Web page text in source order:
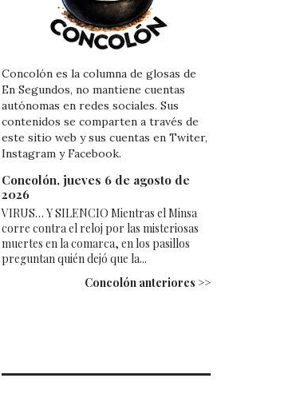
Concolón es la columna de glosas de
En Segundos, no mantiene cuentas
autónomas en redes sociales. Sus
contenidos se comparten a través de
este sitio web y sus cuentas en Twiter,
Instagram y Facebook.
Concolón, jueves 6 de agosto de
2026
VIRUS… Y SILENCIO Mientras el Minsa
corre contra el reloj por las misteriosas
muertes en la comarca, en los pasillos
preguntan quién dejó que la...
Concolón anteriores >>